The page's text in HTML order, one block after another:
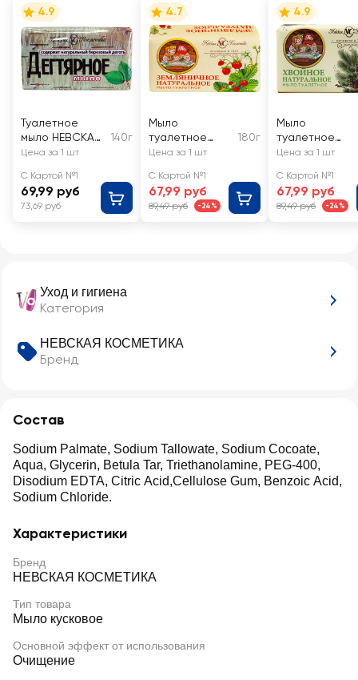
Уход и гигиена
Категория
НЕВСКАЯ КОСМЕТИКА
Бренд
Состав
Sodium Palmate, Sodium Tallowate, Sodium Cocoate,
Aqua, Glycerin, Betula Tar, Triethanolamine, PEG-400,
Disodium EDTA, Citric Acid,Cellulose Gum, Benzoic Acid,
Sodium Chloride.
Характеристики
Бренд
НЕВСКАЯ КОСМЕТИКА
Тип товара
Мыло кусковое
Основной эффект от использования
Очищение
4.9
Туалетное
мыло НЕВСКАЯ
КОСМЕТИКА
березовым
дегтем
140г
Цена за 1 шт
С Картой №1
69,99 руб
73,69 руб
4.7
Мыло
туалетное
НЕВСКАЯ
Земляничное
180г
Цена за 1 шт
С Картой №1
67,99 руб
89,49 руб -24%
4.9
Мыло
туалетное
НЕВСКАЯ
Хвойное
Цена за 1 шт
С Картой №1
67,99 руб
89,49 руб -24%